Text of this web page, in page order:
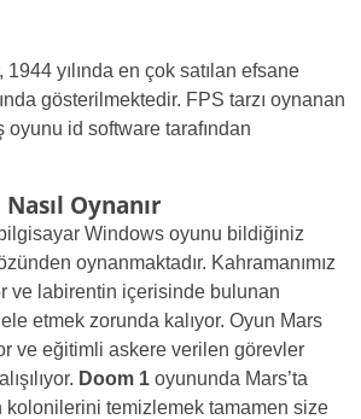
yılında en çok satılan efsane
gösterilmektedir. FPS tarzı oynanan
id software tarafından
Oynanır
Windows oyunu bildiğiniz
oynanmaktadır. Kahramanımız
ve labirentin içerisinde bulunan
etmek zorunda kalıyor. Oyun Mars
ve eğitimli askere verilen görevler
Doom 1 oyununda Mars’ta
kolonilerini temizlemek tamamen size